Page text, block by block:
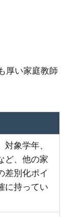
厚い家庭教師
対象学年、
ど、他の家
差別化ポイ
に持ってい